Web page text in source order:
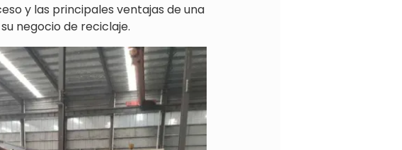
y las principales ventajas de una
negocio de reciclaje.